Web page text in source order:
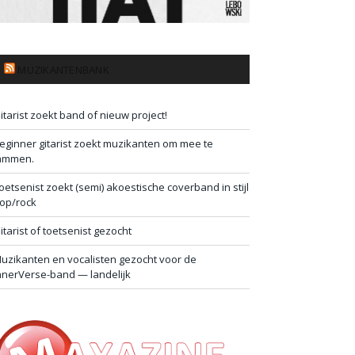
zoekt band of nieuw project!
gitarist zoekt muzikanten om mee te
zoekt (semi) akoestische coverband in stijl
rock
of toetsenist gezocht
en vocalisten gezocht voor de
band — landelijk